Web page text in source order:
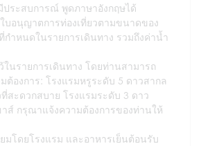
ประสบการณ์ พูดภาษาอังกฤษได้
บอนุญาตการท่องเที่ยวตามขนาดของ
ำหนดในรายการเดินทาง รวมถึงค่าน้ำ
นรายการเดินทาง โดยท่านสามารถ
ต้องการ: โรงแรมหรูระดับ 5 ดาวสากล
สะดวกสบาย โรงแรมระดับ 3 ดาว
าส์ กรุณาแจ้งความต้องการของท่านให้
มโดยโรงแรม และอาหารเย็นต้อนรับ